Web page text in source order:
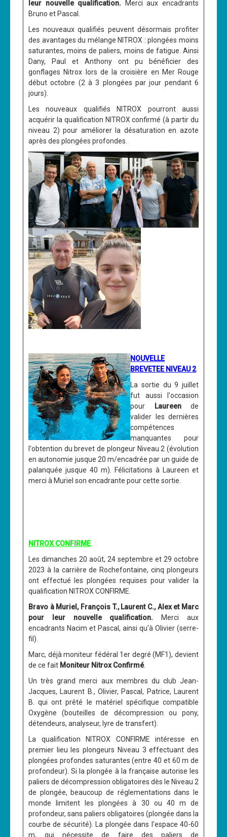
leur nouvelle qualification. Merci aux encadrants
Bruno et Pascal.
Les nouveaux qualifiés peuvent désormais profiter
des avantages du mélange NITROX : plongées moins
saturantes, moins de paliers, moins de fatigue. Ainsi
Dany, Paul et Anthony ont pu bénéficier des
gonflages Nitrox lors de la croisière en Mer Rouge
début octobre (2 à 3 plongées par jour pendant 6
jours).
Les nouveaux qualifiés NITROX pourront aussi
acquérir la qualification NITROX confirmé (à partir du
niveau 2) pour améliorer la désaturation en azote
après des plongées profondes.
NOUVELLE
BREVETEE NIVEAU 2
La sortie du 9 juillet
fut aussi l'occasion
pour
Laureende
valider les dernières
compétences
manquantes pour
l'obtention du brevet de plongeur Niveau 2 (évolution
en autonomie jusque 20 m/encadrée par un guide de
palanquée jusque 40 m). Félicitations à Laureen et
merci à Muriel son encadrante pour cette sortie.
NITROX CONFIRME
Les dimanches 20 août, 24 septembre et 29 octobre
2023 à la carrière de Rochefontaine, cinq plongeurs
ont effectué les plongées requises pour valider la
qualification NITROX CONFIRME.
Bravo à Muriel, François T., Laurent C., Alex et Marc
pour leur nouvelle qualification. Merci aux
encadrants Nacim et Pascal, ainsi qu'à Olivier (serre-
fil).
Marc, déjà moniteur fédéral 1er degré (MF1), devient
de ce fait Moniteur Nitrox Confirmé.
Un très grand merci aux membres du club Jean-
Jacques, Laurent B., Olivier, Pascal, Patrice, Laurent
B. qui ont prêté le matériel spécifique compatible
Oxygène (bouteilles de décompression ou pony,
détendeurs, analyseur, lyre de transfert).
La qualification NITROX CONFIRME intéresse en
premier lieu les plongeurs Niveau 3 effectuant des
plongées profondes saturantes (entre 40 et 60 m de
profondeur). Si la plongée à la française autorise les
paliers de décompression obligatoires dès le Niveau 2
de plongée, beaucoup de réglementations dans le
monde limitent les plongées à 30 ou 40 m de
profondeur, sans paliers obligatoires (plongée dans la
courbe de sécurité). La plongée dans l'espace 40-60
m, qui nécessite de faire des paliers de